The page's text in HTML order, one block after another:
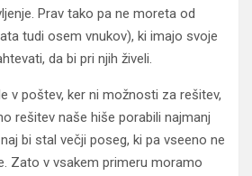
Prav tako pa ne moreta od
tudi osem vnukov), ki imajo svoje
da bi pri njih živeli.
v poštev, ker ni možnosti za rešitev,
rešitev naše hiše porabili najmanj
bi stal večji poseg, ki pa vseeno ne
Zato v vsakem primeru moramo